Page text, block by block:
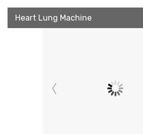
Heart Lung Machine